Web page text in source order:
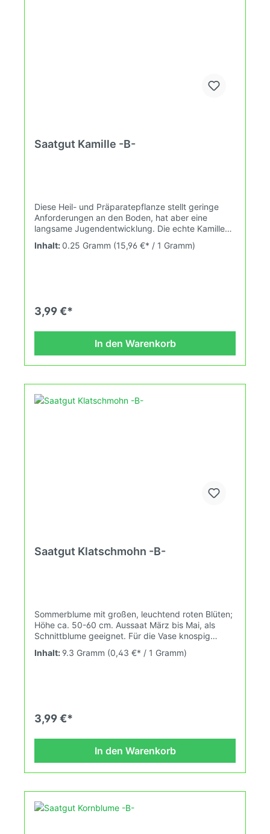
Saatgut Kamille -B-
Diese Heil- und Präparatepflanze stellt geringe
Anforderungen an den Boden, hat aber eine
langsame Jugendentwicklung. Die echte Kamille
ist winterhart und mehrjährig. Der deutsche Name
Kamille stammt aus dem Griechischen und
luftigen Raum oder bei Temperaturen bis zu 40°C
getrocknet. Dabei soll man sie nicht
Anfang Mai bis Ende September Inhalt reicht für
2000 Pflanzen.
Inhalt: 0.25 Gramm (15,96 €* / 1 Gramm)
3,99 €*
In den Warenkorb
Saatgut Klatschmohn -B-
Sommerblume mit großen, leuchtend roten Blüten;
Höhe ca. 50-60 cm. Aussaat März bis Mai, als
Schnittblume geeignet. Für die Vase knospig
schneiden. Samenstände für Trockengestecke.
Relativ schneckensicher. 3-5qm.
Inhalt: 9.3 Gramm (0,43 €* / 1 Gramm)
3,99 €*
In den Warenkorb